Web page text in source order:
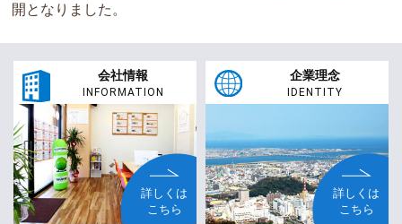
開となりました。
会社情報
INFORMATION
詳しくは
こちら
企業理念
IDENTITY
詳しくは
こちら